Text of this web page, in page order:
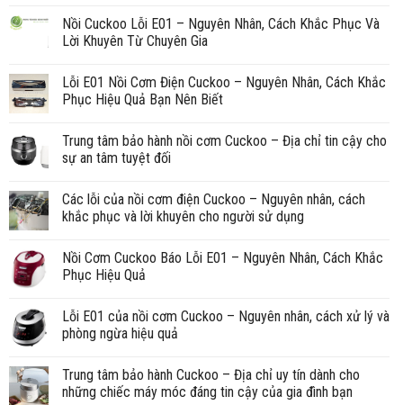
Nồi Cuckoo Lỗi E01 – Nguyên Nhân, Cách Khắc Phục Và
Lời Khuyên Từ Chuyên Gia
Lỗi E01 Nồi Cơm Điện Cuckoo – Nguyên Nhân, Cách Khắc
Phục Hiệu Quả Bạn Nên Biết
Trung tâm bảo hành nồi cơm Cuckoo – Địa chỉ tin cậy cho
sự an tâm tuyệt đối
Các lỗi của nồi cơm điện Cuckoo – Nguyên nhân, cách
khắc phục và lời khuyên cho người sử dụng
Nồi Cơm Cuckoo Báo Lỗi E01 – Nguyên Nhân, Cách Khắc
Phục Hiệu Quả
Lỗi E01 của nồi cơm Cuckoo – Nguyên nhân, cách xử lý và
phòng ngừa hiệu quả
Trung tâm bảo hành Cuckoo – Địa chỉ uy tín dành cho
những chiếc máy móc đáng tin cậy của gia đình bạn